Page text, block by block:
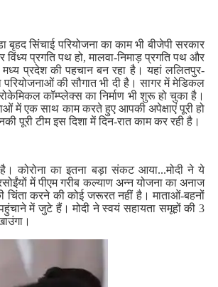
सिंचाई परियोजना का काम भी बीजेपी सरकार
प्रगति पथ हो, मालवा-निमाड़ प्रगति पथ और
प्रदेश की पहचान बन रहा है। यहां ललितपुर-
की सौगात भी दी है। सागर में मेडिकल
कॉम्प्लेक्स का निर्माण भी शुरू हो चुका है।
में एक साथ काम करते हुए आपकी अपेक्षाएं पूरी हो
पूरी टीम इस दिशा में दिन-रात काम कर रही है।
कोरोना का इतना बड़ा संकट आया...मोदी ने ये
में पीएम गरीब कल्याण अन्न योजना का अनाज
चिंता करने की कोई जरूरत नहीं है। माताओं-बहनों
में जुटे हैं। मोदी ने स्वयं सहायता समूहों की 3